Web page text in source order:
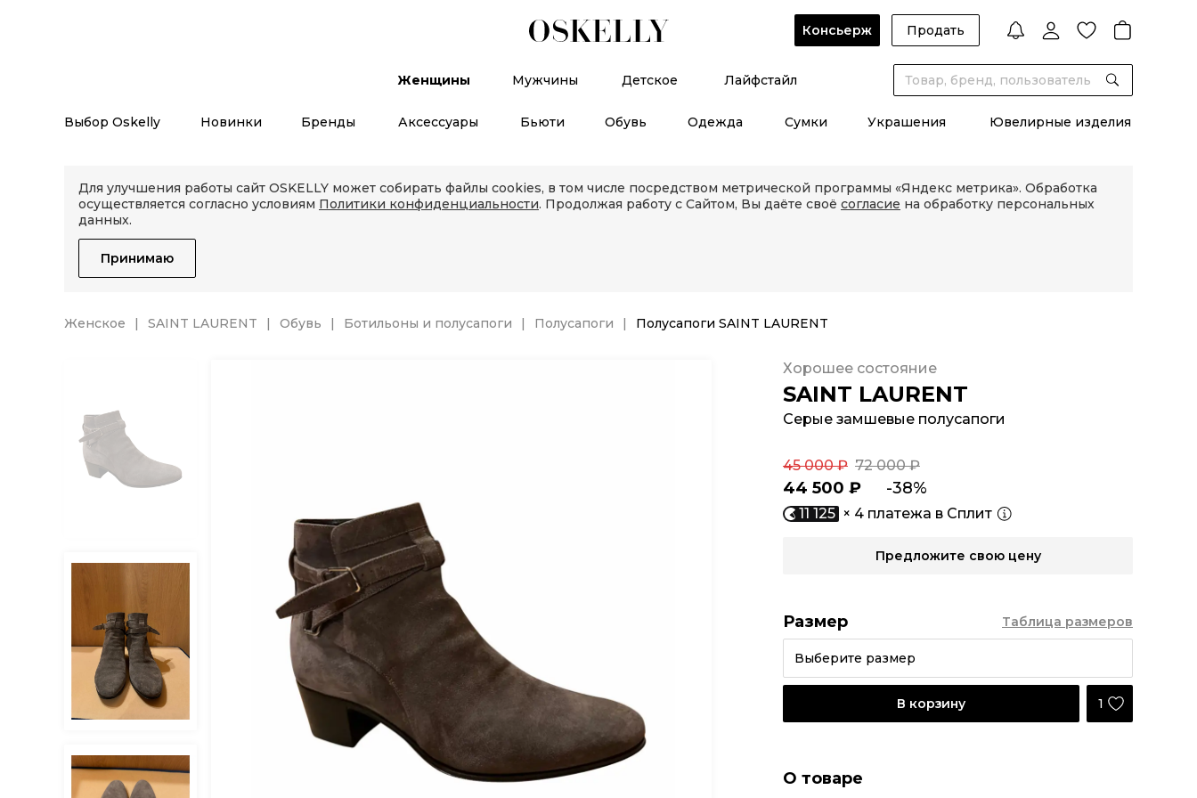
Консьерж Продать
Женщины Мужчины Детское Лайфстайл
Выбор Oskelly Новинки Бренды Аксессуары Бьюти Обувь Одежда Сумки Украшения Ювелирные изделия
Для улучшения работы сайт OSKELLY может собирать файлы cookies, в том числе посредством метрической программы «Яндекс метрика». Обработка
осуществляется согласно условиям Политики конфиденциальности. Продолжая работу с Сайтом, Вы даёте своё согласие на обработку персональных
данных.
Принимаю
Женское SAINT LAURENT Обувь Ботильоны и полусапоги Полусапоги Полусапоги SAINT LAURENT
SAINT LAURENT
Серые замшевые полусапоги
Хорошее состояние
44 500 ₽ -38%
45 000 ₽ 72 000 ₽
11 125 × 4 платежа в Сплит
Предложите свою цену
Размер
Выберите размер
Таблица размеров
В корзину 1
О товаре